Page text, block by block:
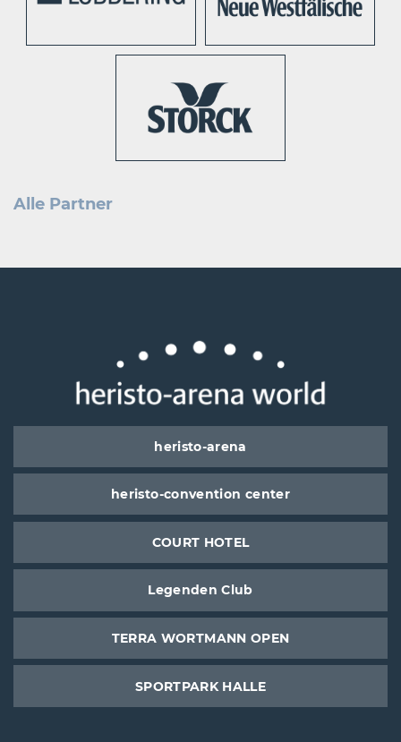
Alle Partner
heristo-arena
heristo-convention center
COURT HOTEL
Legenden Club
TERRA WORTMANN OPEN
SPORTPARK HALLE